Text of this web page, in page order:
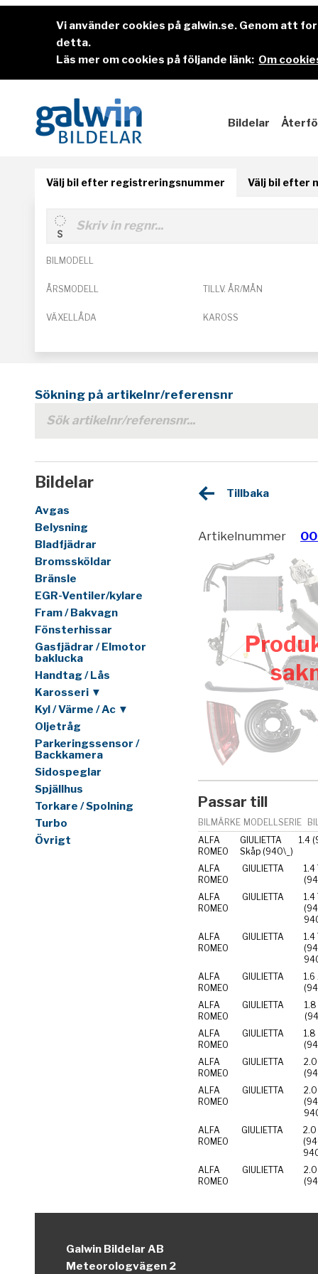
Vi använder cookies på galwin.se. Genom att
detta.
Läs mer om cookies på följande länk: Om
Bildelar
Välj bil efter registreringsnummer Välj bil efter
BILMODELL
ÅRSMODELL TILLV. ÅR/MÅN
VÄXELLÅDA KAROSS
Sökning på artikelnr/referensnr
Bildelar
Avgas
Belysning
Bladfjädrar
Bromssköldar
Bränsle
EGR-Ventiler/kylare
Fram / Bakvagn
Fönsterhissar
Gasfjädrar / Elmotor
baklucka
Handtag / Lås
Karosseri ▼
Kyl / Värme / Ac ▼
Oljetråg
Parkeringssensor /
Backkamera
Sidospeglar
Spjällhus
Torkare / Spolning
Turbo
Övrigt
Tillbaka
Artikelnummer
Passar till
BILMÄRKE MODELLSERIE
ALFA
ROMEO
GIULIETTA
Skåp (940\_)
1.4
ALFA
ROMEO
GIULIETTA
1.4
ALFA
ROMEO
GIULIETTA
1.4
ALFA
ROMEO
GIULIETTA
1.4
ALFA
ROMEO
GIULIETTA
1.6
ALFA
ROMEO
GIULIETTA
ALFA
ROMEO
GIULIETTA
1.8
ALFA
ROMEO
GIULIETTA
2.0
ALFA
ROMEO
GIULIETTA
2.0
ALFA
ROMEO
GIULIETTA
2.0
ALFA
ROMEO
GIULIETTA
2.0
Galwin Bildelar AB
Meteorologvägen 2